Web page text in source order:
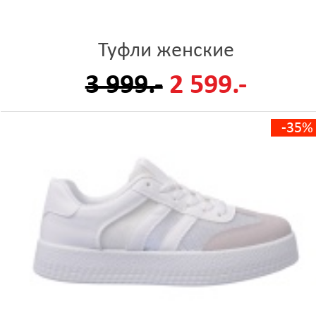
Туфли женские
3 999.- 2 599.-
-35%